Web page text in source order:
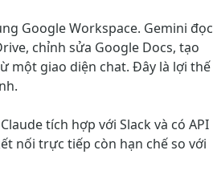
Google Workspace. Gemini đọc
chỉnh sửa Google Docs, tạo
một giao diện chat. Đây là lợi thế
tích hợp với Slack và có API
nối trực tiếp còn hạn chế so với